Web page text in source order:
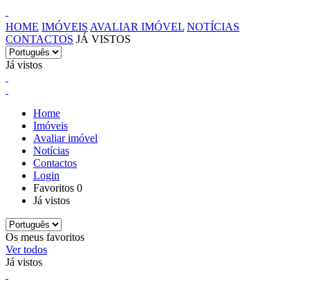
HOME IMÓVEIS AVALIAR IMÓVEL NOTÍCIAS
CONTACTOS JÁ VISTOS
Já vistos
Home
Imóveis
Avaliar imóvel
Notícias
Contactos
Login
Favoritos 0
Já vistos
Os meus favoritos
Ver todos
Já vistos